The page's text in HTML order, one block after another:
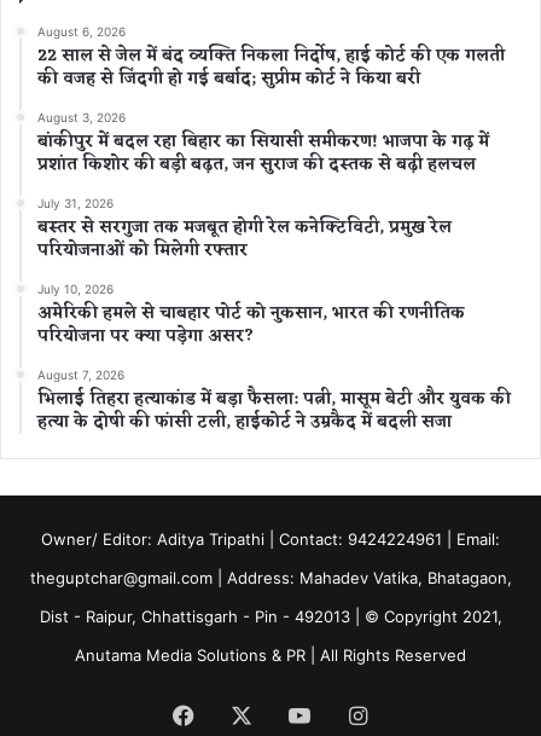
August 6, 2026
22 साल से जेल में बंद व्यक्ति निकला निर्दोष, हाई कोर्ट की एक गलती
की वजह से जिंदगी हो गई बर्बाद; सुप्रीम कोर्ट ने किया बरी
August 3, 2026
बांकीपुर में बदल रहा बिहार का सियासी समीकरण! भाजपा के गढ़ में
प्रशांत किशोर की बड़ी बढ़त, जन सुराज की दस्तक से बढ़ी हलचल
July 31, 2026
बस्तर से सरगुजा तक मजबूत होगी रेल कनेक्टिविटी, प्रमुख रेल
परियोजनाओं को मिलेगी रफ्तार
July 10, 2026
अमेरिकी हमले से चाबहार पोर्ट को नुकसान, भारत की रणनीतिक
परियोजना पर क्या पड़ेगा असर?
August 7, 2026
भिलाई तिहरा हत्याकांड में बड़ा फैसला: पत्नी, मासूम बेटी और युवक की
हत्या के दोषी की फांसी टली, हाईकोर्ट ने उम्रकैद में बदली सजा
Owner/ Editor: Aditya Tripathi | Contact: 9424224961 | Email:
theguptchar@gmail.com | Address: Mahadev Vatika, Bhatagaon,
Dist - Raipur, Chhattisgarh - Pin - 492013 | © Copyright 2021,
Anutama Media Solutions & PR | All Rights Reserved
Facebook YouTubeInstagram